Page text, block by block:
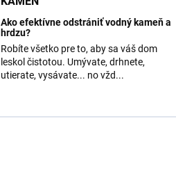
Ako efektívne odstrániť vodný kameň a
hrdzu?
Robíte všetko pre to, aby sa váš dom
leskol čistotou. Umývate, drhnete,
utierate, vysávate... no vžd...